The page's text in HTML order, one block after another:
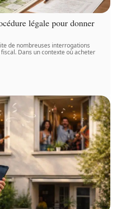
légale pour donner
de nombreuses interrogations
Dans un contexte où acheter